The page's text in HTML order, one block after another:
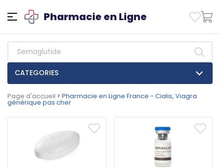
Pharmacie en Ligne
CATEGORIES
Page d'accueil > Pharmacie en Ligne France - Cialis, Viagra
générique pas cher